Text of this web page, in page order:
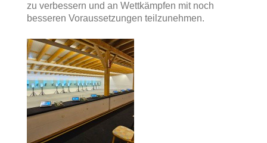
zu verbessern und an Wettkämpfen mit noch
besseren Voraussetzungen teilzunehmen.